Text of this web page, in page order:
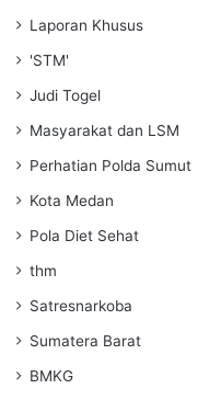
Laporan Khusus
'STM'
Judi Togel
Masyarakat dan LSM
Perhatian Polda Sumut
Kota Medan
Pola Diet Sehat
thm
Satresnarkoba
Sumatera Barat
BMKG